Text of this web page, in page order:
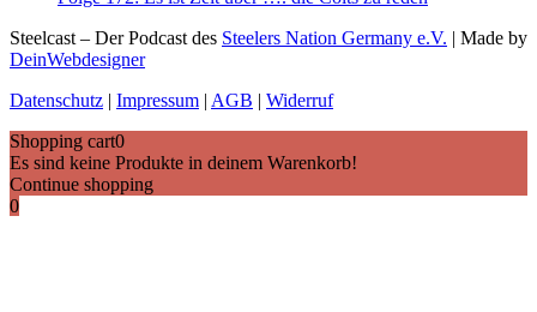
Steelcast – Der Podcast des Steelers Nation Germany e.V. | Made by
DeinWebdesigner
Datenschutz | Impressum | AGB | Widerruf
Shopping cart0
Es sind keine Produkte in deinem Warenkorb!
Continue shopping
0